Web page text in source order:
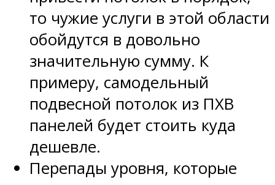
то чужие услуги в этой области
обойдутся в довольно
значительную сумму. К
примеру, самодельный
подвесной потолок из ПХВ
панелей будет стоить куда
дешевле.
Перепады уровня, которые